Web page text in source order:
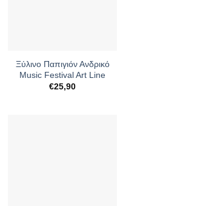
Ξύλινο Παπιγιόν Ανδρικό
Music Festival Art Line
€25,90